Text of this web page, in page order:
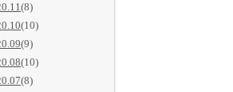
(8)
(10)
(9)
(10)
(8)